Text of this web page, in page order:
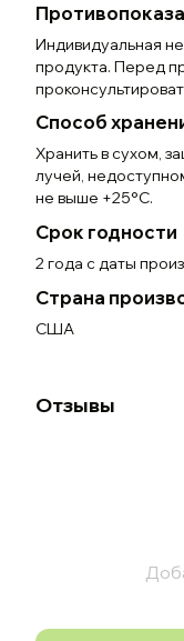
Индивидуальная
продукта. Перед
Способ
Хранить в сухом,
лучей,
не выше +25°С.
Срок годности
2 года с даты
Страна
США
Отзывы